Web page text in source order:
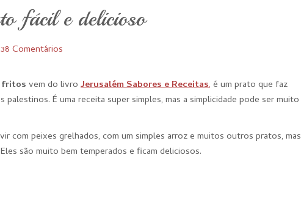
fácil e delicioso
38 Comentários
fritos vem do livro Jerusalém Sabores e Receitas, é um prato que faz
palestinos. É uma receita super simples, mas a simplicidade pode ser muito
com peixes grelhados, com um simples arroz e muitos outros pratos, mas
são muito bem temperados e ficam deliciosos.